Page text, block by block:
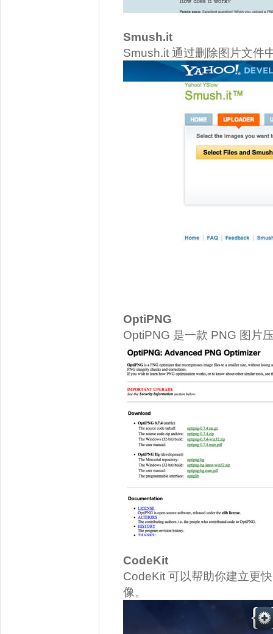
Smush.it
Smush.it 通过删除图片文件
OptiPNG
OptiPNG 是一款 PNG 图片
CodeKit
CodeKit 可以帮助你建立更
像。